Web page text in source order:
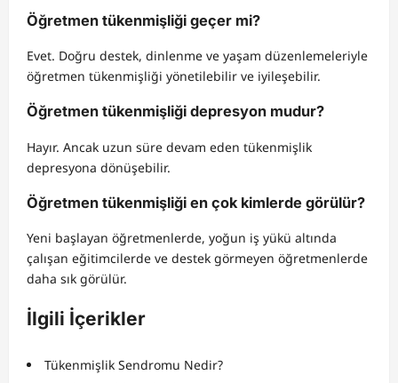
Öğretmen tükenmişliği geçer mi?
Evet. Doğru destek, dinlenme ve yaşam düzenlemeleriyle
öğretmen tükenmişliği yönetilebilir ve iyileşebilir.
Öğretmen tükenmişliği depresyon mudur?
Hayır. Ancak uzun süre devam eden tükenmişlik
depresyona dönüşebilir.
Öğretmen tükenmişliği en çok kimlerde görülür?
Yeni başlayan öğretmenlerde, yoğun iş yükü altında
çalışan eğitimcilerde ve destek görmeyen öğretmenlerde
daha sık görülür.
İlgili İçerikler
Tükenmişlik Sendromu Nedir?